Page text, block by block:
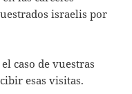
israelis por
caso de vuestras
esas visitas.